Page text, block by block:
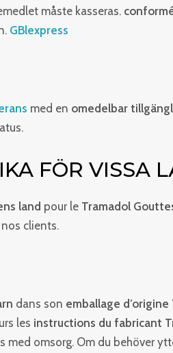
måste kasseras.
GBlexpress
med en omedelbar
FÖR VISSA
land pour le Tramadol
clients.
dans son emballage d’origine
les instructions du fabricant
med omsorg. Om du behöver